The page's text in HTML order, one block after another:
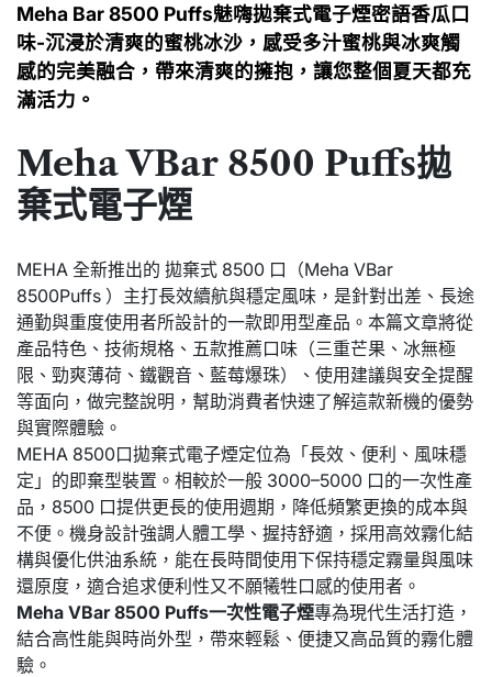
Meha Bar 8500 Puffs魅嗨拋棄式電子煙密語香瓜口
味-沉浸於清爽的蜜桃冰沙，感受多汁蜜桃與冰爽觸
感的完美融合，帶來清爽的擁抱，讓您整個夏天都充
滿活力。
Meha VBar 8500 Puffs拋
棄式電子煙
MEHA 全新推出的 拋棄式 8500 口（Meha VBar
8500Puffs ）主打長效續航與穩定風味，是針對出差、長途
通勤與重度使用者所設計的一款即用型產品。本篇文章將從
產品特色、技術規格、五款推薦口味（三重芒果、冰無極
限、勁爽薄荷、鐵觀音、藍莓爆珠）、使用建議與安全提醒
等面向，做完整說明，幫助消費者快速了解這款新機的優勢
與實際體驗。
MEHA 8500口拋棄式電子煙定位為「長效、便利、風味穩
定」的即棄型裝置。相較於一般 3000–5000 口的一次性產
品，8500 口提供更長的使用週期，降低頻繁更換的成本與
不便。機身設計強調人體工學、握持舒適，採用高效霧化結
構與優化供油系統，能在長時間使用下保持穩定霧量與風味
還原度，適合追求便利性又不願犧牲口感的使用者。
Meha VBar 8500 Puffs一次性電子煙專為現代生活打造，
結合高性能與時尚外型，帶來輕鬆、便捷又高品質的霧化體
驗。